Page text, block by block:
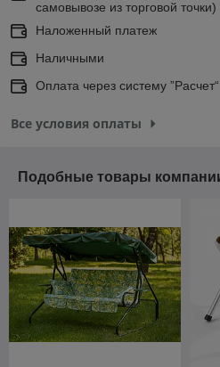
самовывозе из торговой точки)
Наложенный платеж
Наличными
Оплата через систему
Все условия оплаты
Подобные товары